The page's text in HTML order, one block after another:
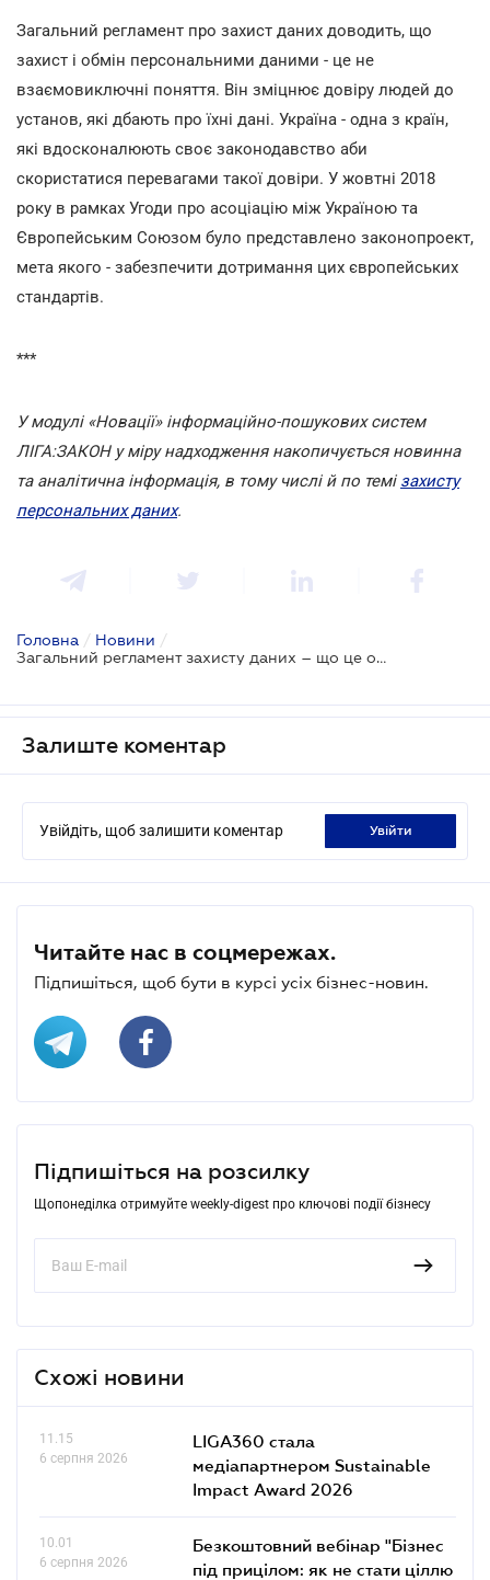
Загальний регламент про захист даних доводить, що
захист і обмін персональними даними - це не
взаємовиключні поняття. Він зміцнює довіру людей до
установ, які дбають про їхні дані. Україна - одна з країн,
які вдосконалюють своє законодавство аби
скористатися перевагами такої довіри. У жовтні 2018
року в рамках Угоди про асоціацію між Україною та
Європейським Союзом було представлено законопроект,
мета якого - забезпечити дотримання цих європейських
стандартів.
***
У модулі «Новації» інформаційно-пошукових систем
ЛІГА:ЗАКОН у міру надходження накопичується новинна
та аналітична інформація, в тому числі й по темі захисту
персональних даних.
Головна / Новини /
Загальний регламент захисту даних – що це означає саме для вас?
Залиште коментар
Увійдіть, щоб залишити коментар увійти
Читайте нас в соцмережах.
Підпишіться, щоб бути в курсі усіх бізнес-новин.
Підпишіться на розсилку
Щопонеділка отримуйте weekly-digest про ключові події бізнесу
Схожі новини
11.15
6 серпня 2026
LIGA360 стала
медіапартнером Sustainable
Impact Award 2026
10.01
6 серпня 2026
Безкоштовний вебінар "Бізнес
під прицілом: як не стати ціллю